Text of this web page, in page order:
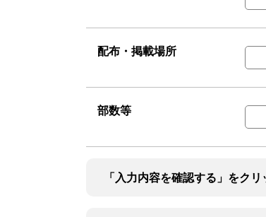
配布・掲載場所
部数等
「入力内容を確認する」をク